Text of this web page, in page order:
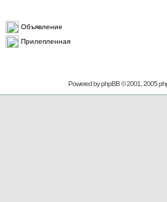
Объявление
Прилепленная
Powered byphpBB© 2001, 2005